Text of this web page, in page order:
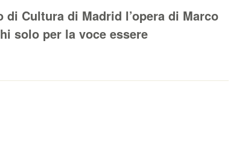
di Cultura di Madrid l’opera di Marco
solo per la voce essere